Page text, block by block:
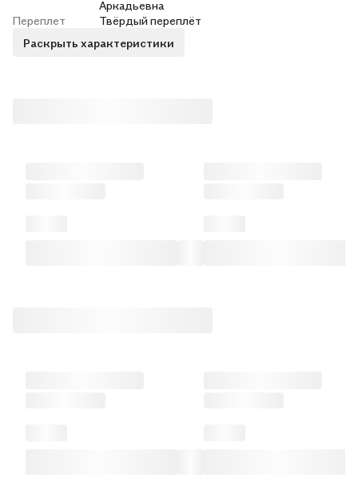
Аркадьевна
Переплет
Твёрдый переплёт
Раскрыть характеристики